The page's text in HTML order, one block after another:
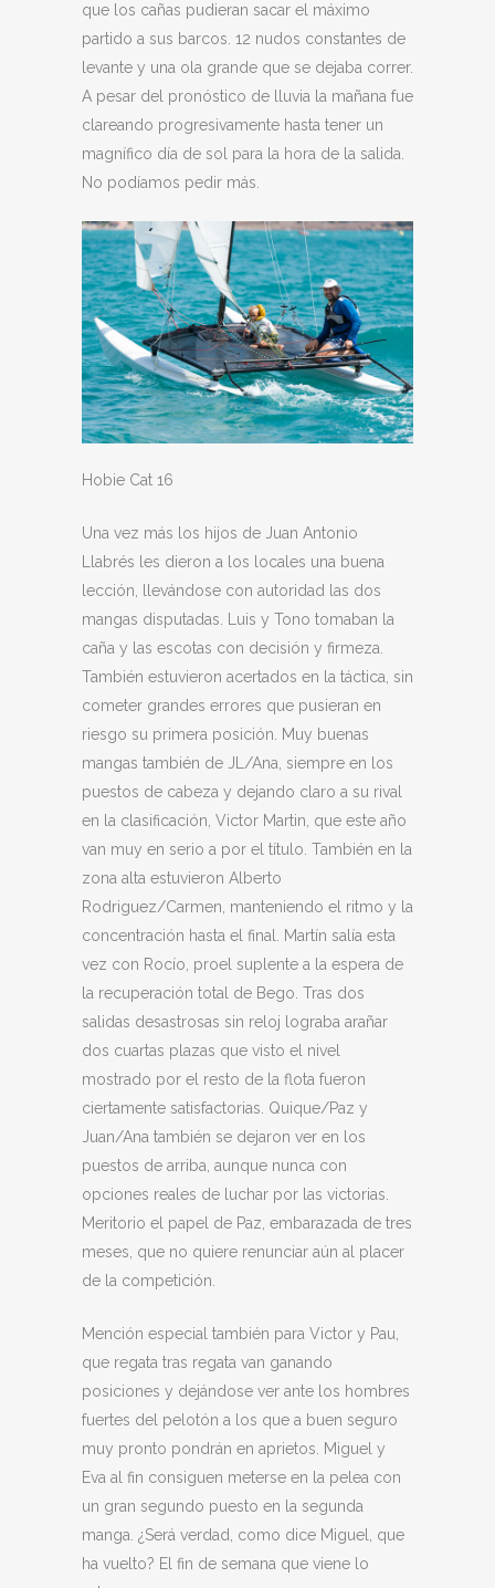
que los cañas pudieran sacar el máximo
partido a sus barcos. 12 nudos constantes de
levante y una ola grande que se dejaba correr.
A pesar del pronóstico de lluvia la mañana fue
clareando progresivamente hasta tener un
magnífico día de sol para la hora de la salida.
No podíamos pedir más.
Hobie Cat 16
Una vez más los hijos de Juan Antonio
Llabrés les dieron a los locales una buena
lección, llevándose con autoridad las dos
mangas disputadas. Luis y Tono tomaban la
caña y las escotas con decisión y firmeza.
También estuvieron acertados en la táctica, sin
cometer grandes errores que pusieran en
riesgo su primera posición. Muy buenas
mangas también de JL/Ana, siempre en los
puestos de cabeza y dejando claro a su rival
en la clasificación, Victor Martin, que este año
van muy en serio a por el título. También en la
zona alta estuvieron Alberto
Rodriguez/Carmen, manteniendo el ritmo y la
concentración hasta el final. Martín salía esta
vez con Rocío, proel suplente a la espera de
la recuperación total de Bego. Tras dos
salidas desastrosas sin reloj lograba arañar
dos cuartas plazas que visto el nivel
mostrado por el resto de la flota fueron
ciertamente satisfactorias. Quique/Paz y
Juan/Ana también se dejaron ver en los
puestos de arriba, aunque nunca con
opciones reales de luchar por las victorias.
Meritorio el papel de Paz, embarazada de tres
meses, que no quiere renunciar aún al placer
de la competición.
Mención especial también para Victor y Pau,
que regata tras regata van ganando
posiciones y dejándose ver ante los hombres
fuertes del pelotón a los que a buen seguro
muy pronto pondrán en aprietos. Miguel y
Eva al fin consiguen meterse en la pelea con
un gran segundo puesto en la segunda
manga. ¿Será verdad, como dice Miguel, que
ha vuelto? El fin de semana que viene lo